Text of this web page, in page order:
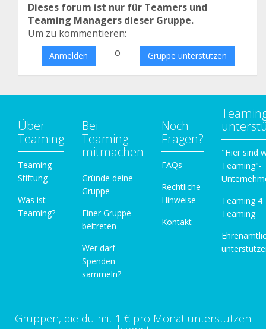
Dieses forum ist nur für Teamers und
Teaming Managers dieser Gruppe.
Um zu kommentieren:
Anmelden o Gruppe unterstützen
Über
Teaming
Teaming-
Stiftung
Was ist
Teaming?
Bei
Teaming
mitmachen
Gründe deine
Gruppe
Einer Gruppe
beitreten
Wer darf
Spenden
sammeln?
Noch
Fragen?
FAQs
Rechtliche
Hinweise
Kontakt
"Hier sind
Teaming"-
Teaming 4
Teaming
Gruppen, die du mit 1 € pro Monat unterstützen